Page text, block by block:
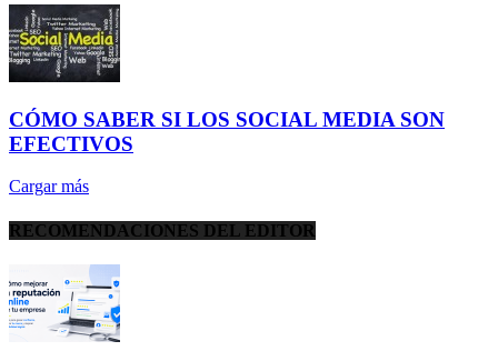
CÓMO SABER SI LOS SOCIAL MEDIA SON
EFECTIVOS
Cargar más
RECOMENDACIONES DEL EDITOR